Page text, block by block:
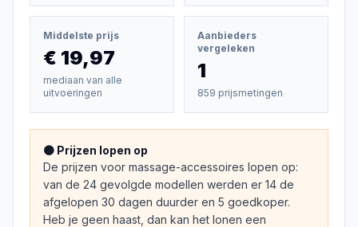
Middelste prijs
€ 19,97
mediaan van alle
uitvoeringen
Aanbieders
vergeleken
1
859 prijsmetingen
🟠 Prijzen lopen op
De prijzen voor massage-accessoires lopen op:
van de 24 gevolgde modellen werden er 14 de
afgelopen 30 dagen duurder en 5 goedkoper.
Heb je geen haast, dan kan het lonen een